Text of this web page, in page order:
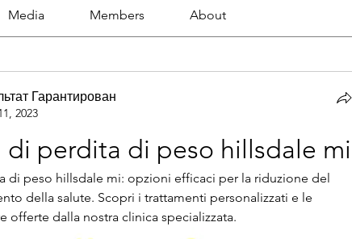
Media Members About
Гарантирован
2023
di perdita di peso hillsdale mi
di peso hillsdale mi: opzioni efficaci per la riduzione del
della salute. Scopri i trattamenti personalizzati e le
offerte dalla nostra clinica specializzata.